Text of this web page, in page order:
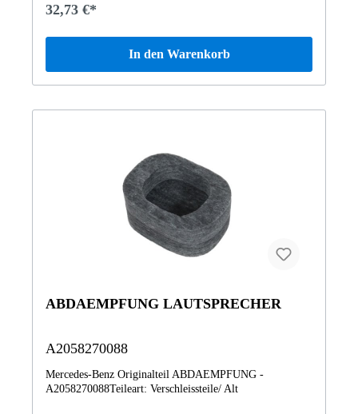
32,73 €*
In den Warenkorb
ABDAEMPFUNG LAUTSPRECHER
A2058270088
Mercedes-Benz Originalteil ABDAEMPFUNG -
A2058270088Teileart: Verschleissteile/ Alt